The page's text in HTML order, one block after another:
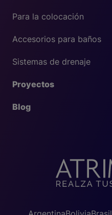
Para la colocación
Accesorios para baños
Sistemas de drenaje
Proyectos
Blog